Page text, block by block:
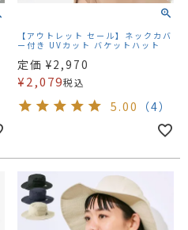
【アウトレット セール】ネックカバ
ー付き UVカット バケットハット
定価 ¥2,970
¥2,079税込
5.00 （4）